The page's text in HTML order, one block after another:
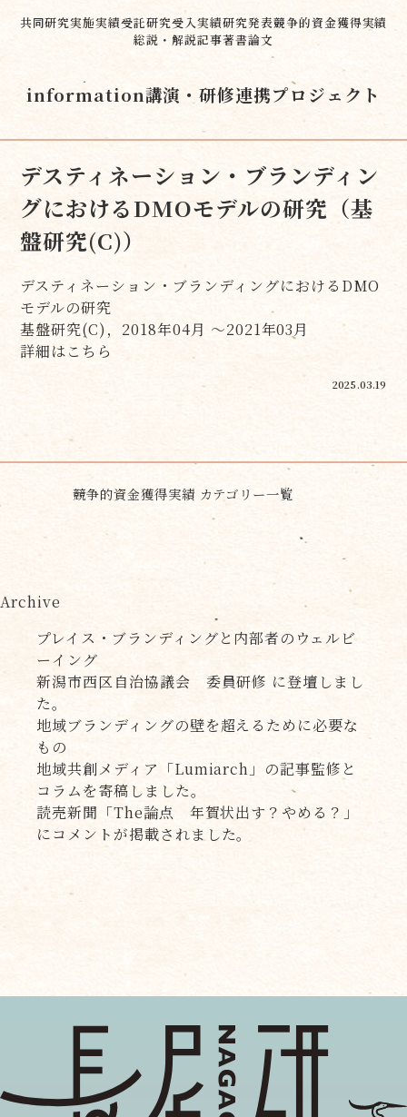
共同研究実施実績受託研究受入実績研究発表競争的資金獲得実績
総説・解説記事著書論文
information講演・研修連携プロジェクト
デスティネーション・ブランディン
グにおけるDMOモデルの研究（基
盤研究(C)）
デスティネーション・ブランディングにおけるDMO
モデルの研究
基盤研究(C)，2018年04月 ～2021年03月
詳細はこちら
2025.03.19
競争的資金獲得実績 カテゴリー一覧
Archive
プレイス・ブランディングと内部者のウェルビ
ーイング
新潟市西区自治協議会 委員研修 に登壇しまし
た。
地域ブランディングの壁を超えるために必要な
もの
地域共創メディア「Lumiarch」の記事監修と
コラムを寄稿しました。
読売新聞「The論点 年賀状出す？やめる？」
にコメントが掲載されました。